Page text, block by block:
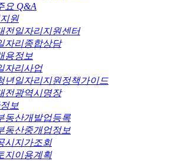
요 Q&A
원
전일자리지원센터
자리종합상담
용정보
자리사업
년일자리지원정책가이드
전광역시명장
보
동산개발업등록
동산중개업정보
시지가조회
지이용계획